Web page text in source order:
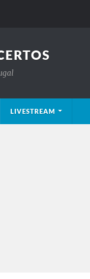
LIVESTREAM